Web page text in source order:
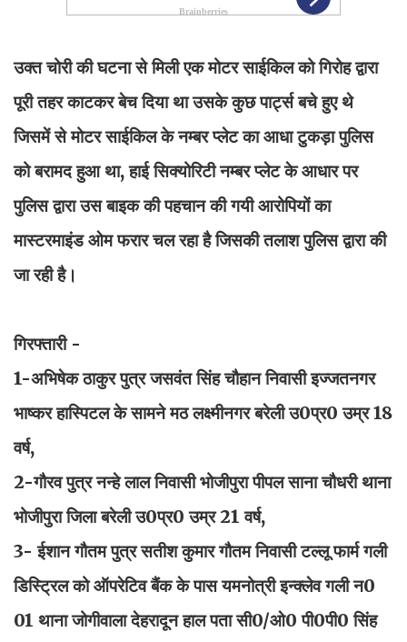
उक्त चोरी की घटना से मिली एक मोटर साईकिल को गिरोह द्वारा
पूरी तहर काटकर बेच दिया था उसके कुछ पार्ट्स बचे हुए थे
जिसमें से मोटर साईकिल के नम्बर प्लेट का आधा टुकड़ा पुलिस
को बरामद हुआ था, हाई सिक्योरिटी नम्बर प्लेट के आधार पर
पुलिस द्वारा उस बाइक की पहचान की गयी आरोपियों का
मास्टरमाइंड ओम फरार चल रहा है जिसकी तलाश पुलिस द्वारा की
जा रही है।
गिरफ्तारी -
1-अभिषेक ठाकुर पुत्र जसवंत सिंह चौहान निवासी इज्जतनगर
भाष्कर हास्पिटल के सामने मठ लक्ष्मीनगर बरेली उ0प्र0 उम्र 18
वर्ष,
2-गौरव पुत्र नन्हे लाल निवासी भोजीपुरा पीपल साना चौधरी थाना
भोजीपुरा जिला बरेली उ0प्र0 उम्र 21 वर्ष,
3- ईशान गौतम पुत्र सतीश कुमार गौतम निवासी टल्लू फार्म गली
डिस्ट्रिल को ऑपरेटिव बैंक के पास यमनोत्री इन्क्लेव गली न0
01 थाना जोगीवाला देहरादून हाल पता सी0/ओ0 पी0पी0 सिंह